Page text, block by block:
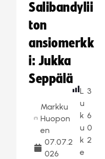
Salibandylii
ton
ansiomerkk
i: Jukka
Seppälä
Markku
Huopon
en
07.07.2
026
L
u
k
u
k
e
3
6
0
2